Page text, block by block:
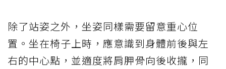
除了站姿之外，坐姿同樣需要留意重心位
置。坐在椅子上時，應意識到身體前後與左
右的中心點，並適度將肩胛骨向後收攏，同